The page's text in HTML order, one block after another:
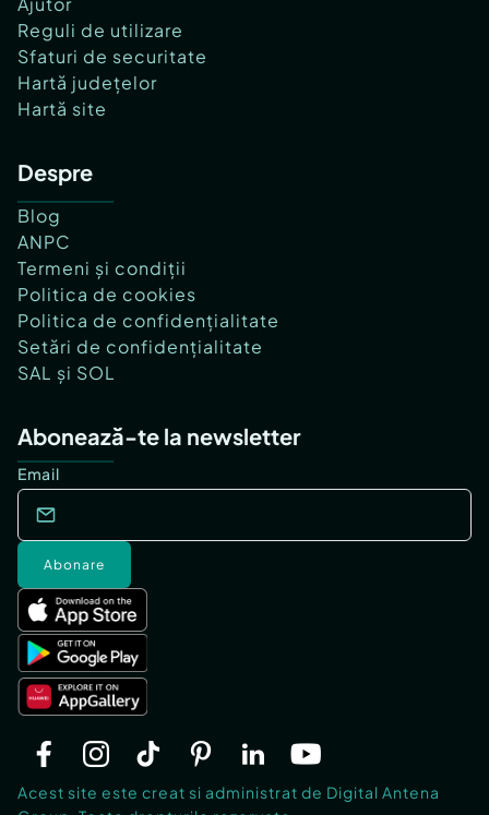
Reguli de utilizare
Sfaturi de securitate
Hartă județelor
Hartă site
Despre
Blog
ANPC
Termeni și condiții
Politica de cookies
Politica de confidențialitate
Setări de confidențialitate
SAL și SOL
Abonează-te la newsletter
Email
Abonare
Acest site este creat si administrat de Digital Antena